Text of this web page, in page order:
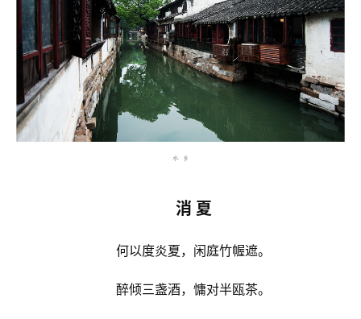
消 夏
何以度炎夏，闲庭竹幄遮。
醉倾三盏酒，慵对半瓯茶。